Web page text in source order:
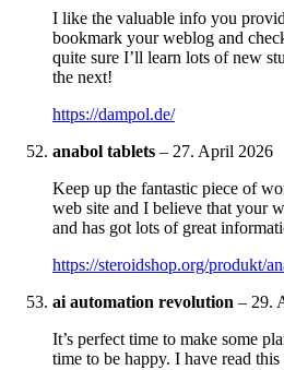
I like the valuable info you
bookmark your weblog and
quite sure I’ll learn lots of new
the next!
https://dampol.de/
anabol tablets – 27. April 2026
Keep up the fantastic piece of
web site and I believe that your
and has got lots of great
https://steroidshop.org/produkt/
ai automation revolution – 29.
It’s perfect time to make some
time to be happy. I have read